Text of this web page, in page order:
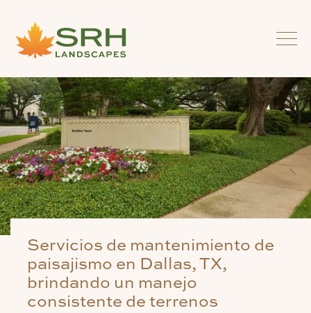
Servicios de mantenimiento de
paisajismo en Dallas, TX,
brindando un manejo
consistente de terrenos